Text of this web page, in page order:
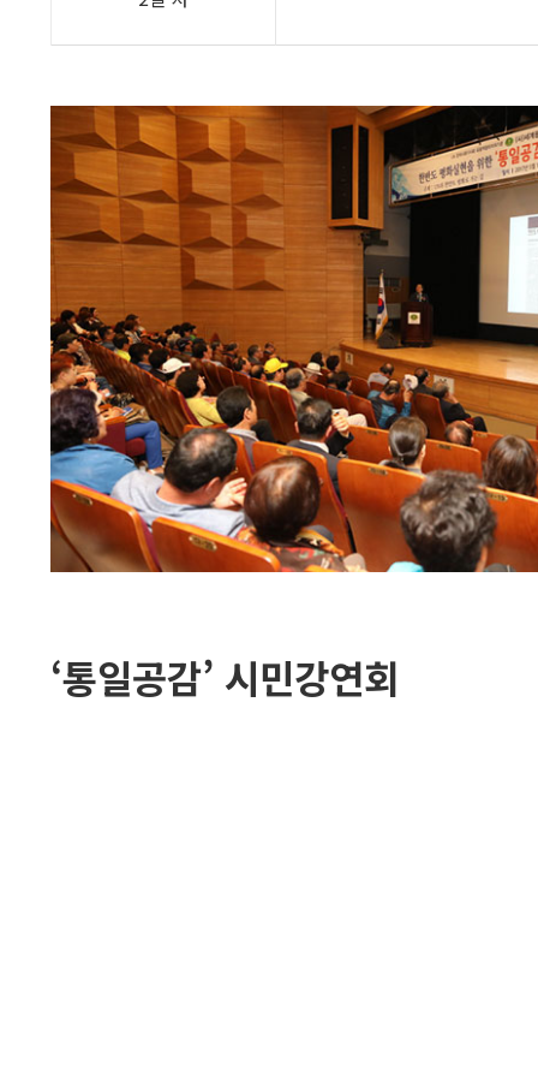
‘통일공감’ 시민강연회